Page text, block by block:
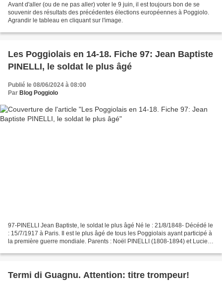
Avant d'aller (ou de ne pas aller) voter le 9 juin, il est toujours bon de se
souvenir des résultats des précédentes élections européennes à Poggiolo.
Agrandir le tableau en cliquant sur l'image.
Les Poggiolais en 14-18. Fiche 97: Jean Baptiste
PINELLI, le soldat le plus âgé
Publié le 08/06/2024 à 08:00
Par Blog Poggiolo
97-PINELLI Jean Baptiste, le soldat le plus âgé Né le : 21/8/1848- Décédé le
: 15/7/1917 à Paris. Il est le plus âgé de tous les Poggiolais ayant participé à
la première guerre mondiale. Parents : Noël PINELLI (1808-1894) et Lucie
Termi di Guagnu. Attention: titre trompeur!